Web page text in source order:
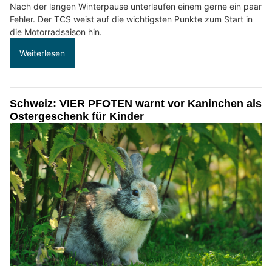
Nach der langen Winterpause unterlaufen einem gerne ein paar
Fehler. Der TCS weist auf die wichtigsten Punkte zum Start in
die Motorradsaison hin.
Weiterlesen
Schweiz: VIER PFOTEN warnt vor Kaninchen als
Ostergeschenk für Kinder